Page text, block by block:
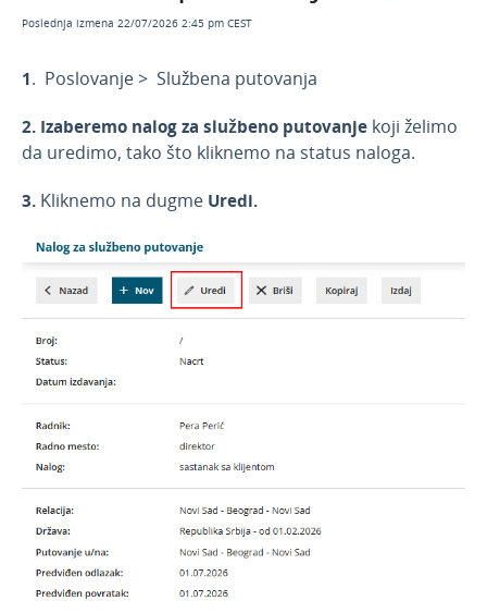
Obračun troškova i knjiženje naloga za službeni
put
(zbirno ili po radiku)
Primeri
Otvorene stavke
Zalihe-po pros. nabavnim vred.
Nepovezana maloprodaja
Predračuni
Banka
Blagajna
Izdate narudžbine
Radni nalozi
Mobilna aplikacija
Obračun kamate
Povezivanje sa POS
Poslednja izmena 22/07/2026 2:45 pm CEST
1. Poslovanje > Službena putovanja
2. Izaberemo nalog za službeno putovanje koji želimo
da uredimo, tako što kliknemo na status naloga.
3. Kliknemo na dugme Uredi.